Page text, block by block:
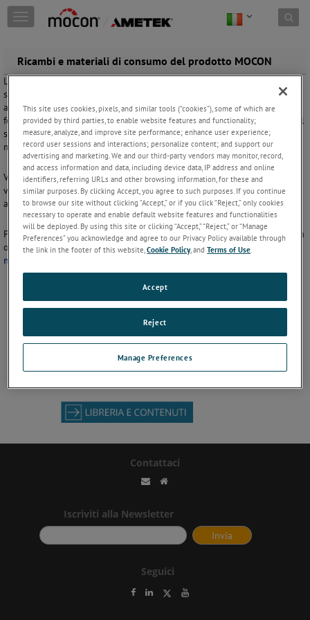
Skip to content
T
o
g
a
v
g
a
o
n
Ricambi e materiali di consumo del prodotto MOCON
La AMETEK MOCON immagazzina e fornisce pezzi di ricambio per la
sostituzione, la riparazione, la manutenzione del sistema e gli
aggiornamenti dei nostri numerosi prodotti. Questi possono essere
forniti in maniera veloce a livello globale, contribuendo a mantenere il
sistema in piena efficienza. Vedere l'elenco dei pezzi di ricambio e dei
materiali di consumo disponibili per il download di seguito.
Visualizza la nostrapagina degli accessori per la permeazione
visualizzare la documentazione disponibile sui nostri ricambi e
accessori MOCON.
Per richiedere un elenco completo dei pezzi di ricambio o effettuare un
ordine in maniera veloce e facile, compilare il nostro Contattaci
modulo
Contattaci
Iscriviti alla Newsletter
Seguici
This site uses cookies, pixels, and similar tools (“cookies”), some of which are
provided by third parties, to enable website features and functionality;
measure, analyze, and improve site performance; enhance user experience;
record user sessions and interactions; personalize content; and support our
advertising and marketing. We and our third-party vendors may monitor, record,
and access information and data, including device data, IP address and online
identifiers, referring URLs and other browsing information, for these and
similar purposes. By clicking Accept, you agree to such purposes. If you continue
to browse our site without clicking “Accept,” or if you click “Reject,” only cookies
necessary to operate and enable default website features and functionalities
will be deployed. By using this site or clicking “Accept,” “Reject,” or “Manage
Preferences” you acknowledge and agree to our Privacy Policy available through
the link in the footer of this website,Cookie Policy, andTerms of Use
Manage Preferences
Reject
Accept